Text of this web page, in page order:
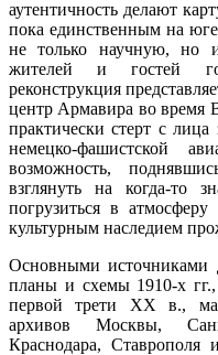
аутентичность делают
пока единственным на
не только научную, но
жителей и гостей
реконструкция
центр Армавира во время
практически стерт с лица
немецко-фашистской
возможность,
взглянуть на когда-то
погрузиться в
культурным наследием
Основными источниками
планы и схемы 1910-х
первой трети ХХ в.,
архивов Москвы,
Краснодара,